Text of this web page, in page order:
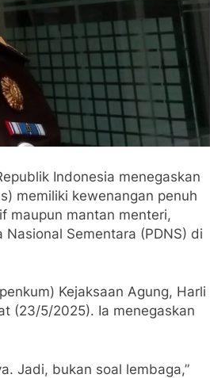
Indonesia menegaskan
memiliki kewenangan penuh
maupun mantan menteri,
Sementara (PDNS) di
Kejaksaan Agung, Harli
(23/5/2025). Ia menegaskan
Jadi, bukan soal lembaga,”